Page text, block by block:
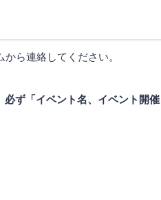
ら連絡してください。
必ず「イベント名、イベント開